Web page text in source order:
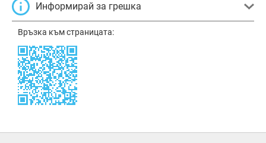
Информирай за грешка
Връзка към страницата: